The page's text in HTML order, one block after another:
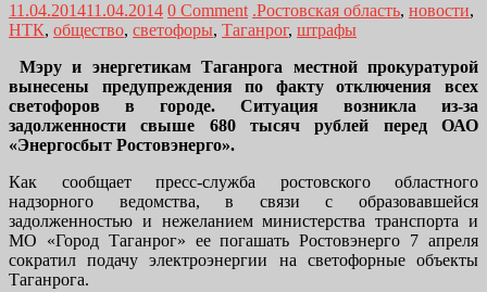
11.04.201411.04.2014 0 Comment .Ростовская область, новости,
НТК, общество, светофоры, Таганрог, штрафы
Мэру и энергетикам Таганрога местной прокуратурой
вынесены предупреждения по факту отключения всех
светофоров в городе. Ситуация возникла из-за
задолженности свыше 680 тысяч рублей перед ОАО
«Энергосбыт Ростовэнерго».
Как сообщает пресс-служба ростовского областного
надзорного ведомства, в связи с образовавшейся
задолженностью и нежеланием министерства транспорта и
МО «Город Таганрог» ее погашать Ростовэнерго 7 апреля
сократил подачу электроэнергии на светофорные объекты
Таганрога.